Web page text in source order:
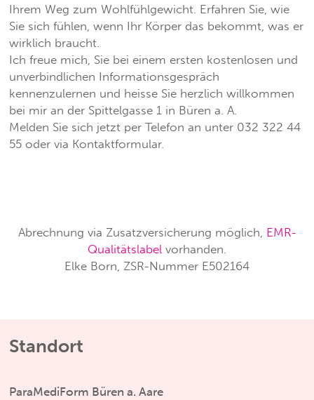
Ihrem Weg zum Wohlfühlgewicht. Erfahren Sie, wie
Sie sich fühlen, wenn Ihr Körper das bekommt, was er
wirklich braucht.
Ich freue mich, Sie bei einem ersten kostenlosen und
unverbindlichen Informationsgespräch
kennenzulernen und heisse Sie herzlich willkommen
bei mir an der Spittelgasse 1 in Büren a. A.
Melden Sie sich jetzt per Telefon an unter 032 322 44
55 oder via Kontaktformular.
Abrechnung via Zusatzversicherung möglich, EMR-
Qualitätslabel vorhanden.
Elke Born, ZSR-Nummer E502164
Standort
ParaMediForm Büren a. Aare